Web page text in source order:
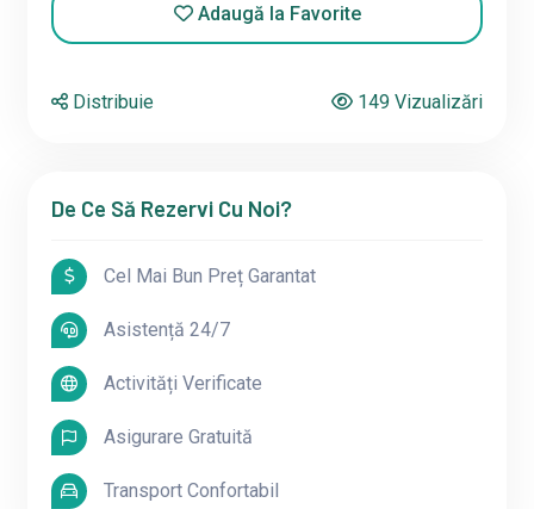
Adaugă la Favorite
Distribuie 149 Vizualizări
De Ce Să Rezervi Cu Noi?
Cel Mai Bun Preț Garantat
Asistență 24/7
Activități Verificate
Asigurare Gratuită
Transport Confortabil